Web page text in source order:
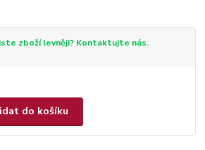
zboží levněji? Kontaktujte nás.
do košíku